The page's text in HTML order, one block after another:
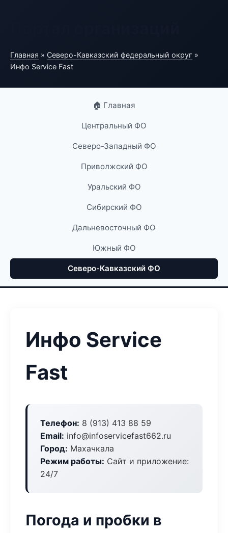
Главная » Северо-Кавказский федеральный округ »
Инфо Service Fast
🏠 Главная
Центральный ФО
Северо-Западный ФО
Приволжский ФО
Уральский ФО
Сибирский ФО
Дальневосточный ФО
Южный ФО
Северо-Кавказский ФО
Инфо Service
Fast
Телефон: 8 (913) 413 88 59
Email: info@infoservicefast662.ru
Город: Махачкала
Режим работы: Сайт и приложение:
24/7
Погода и пробки в